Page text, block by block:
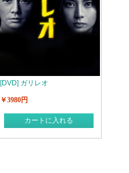
[DVD] ガリレオ
￥3980円
カートに入れる